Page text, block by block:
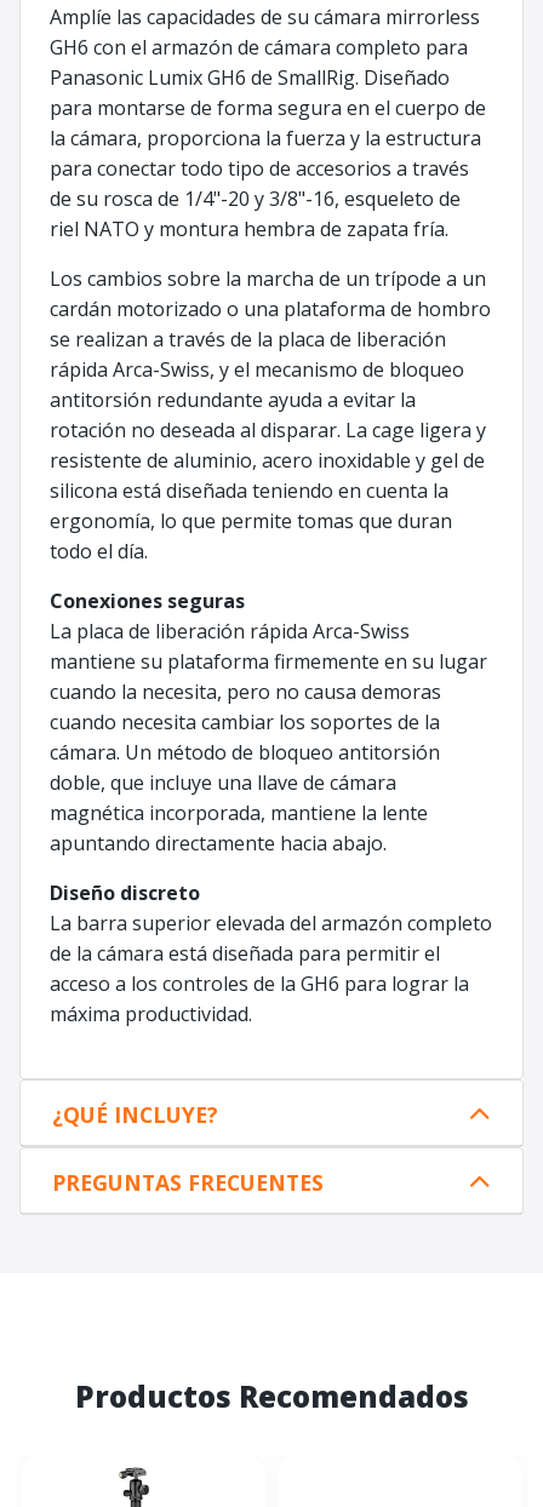
Amplíe las capacidades de su cámara mirrorless
GH6 con el armazón de cámara completo para
Panasonic Lumix GH6 de SmallRig. Diseñado
para montarse de forma segura en el cuerpo de
la cámara, proporciona la fuerza y la estructura
para conectar todo tipo de accesorios a través
de su rosca de 1/4"-20 y 3/8"-16, esqueleto de
riel NATO y montura hembra de zapata fría.
Los cambios sobre la marcha de un trípode a un
cardán motorizado o una plataforma de hombro
se realizan a través de la placa de liberación
rápida Arca-Swiss, y el mecanismo de bloqueo
antitorsión redundante ayuda a evitar la
rotación no deseada al disparar. La cage ligera y
resistente de aluminio, acero inoxidable y gel de
silicona está diseñada teniendo en cuenta la
ergonomía, lo que permite tomas que duran
todo el día.
Conexiones seguras
La placa de liberación rápida Arca-Swiss
mantiene su plataforma firmemente en su lugar
cuando la necesita, pero no causa demoras
cuando necesita cambiar los soportes de la
cámara. Un método de bloqueo antitorsión
doble, que incluye una llave de cámara
magnética incorporada, mantiene la lente
apuntando directamente hacia abajo.
Diseño discreto
La barra superior elevada del armazón completo
de la cámara está diseñada para permitir el
acceso a los controles de la GH6 para lograr la
máxima productividad.
¿QUÉ INCLUYE?
PREGUNTAS FRECUENTES
Productos Recomendados